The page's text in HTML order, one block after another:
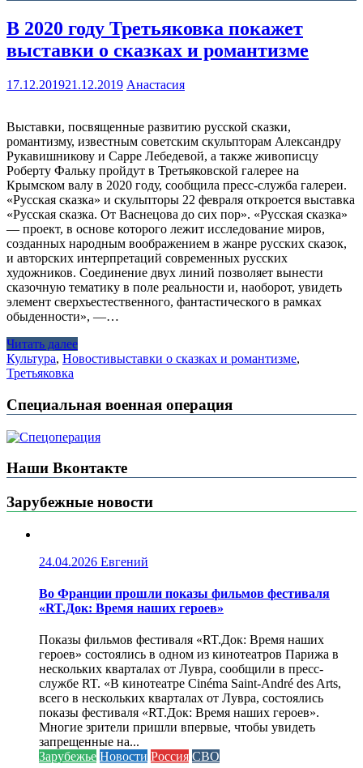
В 2020 году Третьяковка покажет
выставки о сказках и романтизме
17.12.201921.12.2019 Анастасия
Выставки, посвященные развитию русской сказки,
романтизму, известным советским скульпторам Александру
Рукавишникову и Сарре Лебедевой, а также живописцу
Роберту Фальку пройдут в Третьяковской галерее на
Крымском валу в 2020 году, сообщила пресс-служба галереи.
«Русская сказка» и скульпторы 22 февраля откроется выставка
«Русская сказка. От Васнецова до сих пор». «Русская сказка»
— проект, в основе которого лежит исследование миров,
созданных народным воображением в жанре русских сказок,
и авторских интерпретаций современных русских
художников. Соединение двух линий позволяет вынести
сказочную тематику в поле реальности и, наоборот, увидеть
элемент сверхъестественного, фантастического в рамках
обыденности», —…
Читать далее
Культура, Новостивыставки о сказках и романтизме,
Третьяковка
Специальная военная операция
Наши Вконтакте
Зарубежные новости
24.04.2026 Евгений
Во Франции прошли показы фильмов фестиваля
«RT.Док: Время наших героев»
Показы фильмов фестиваля «RT.Док: Время наших
героев» состоялись в одном из кинотеатров Парижа в
нескольких кварталах от Лувра, сообщили в пресс-
службе RT. «В кинотеатре Cinéma Saint-André des Arts,
всего в нескольких кварталах от Лувра, состоялись
показы фестиваля «RT.Док: Время наших героев».
Многие зрители пришли впервые, чтобы увидеть
запрещенные на...
Зарубежье Новости Россия СВО